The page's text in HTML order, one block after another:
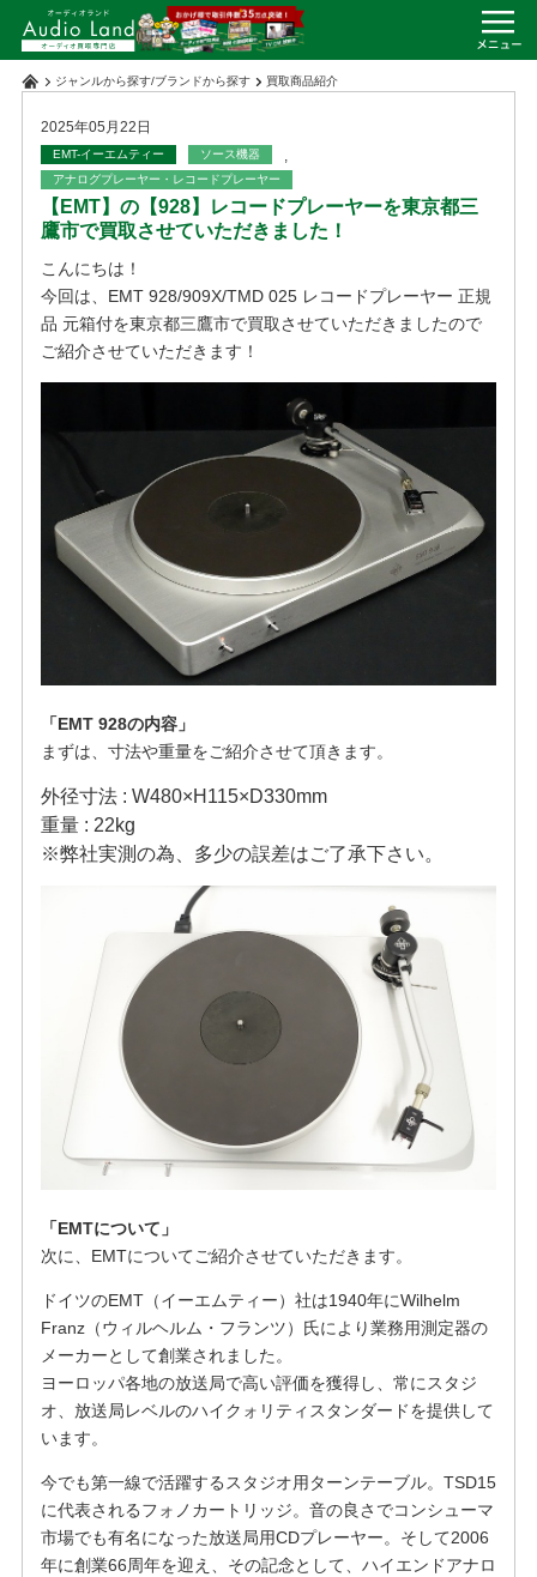
ジャンルから探す/ブランドから探す 買取商品紹介
2025年05月22日
EMT-イーエムティー ソース機器 ,
アナログプレーヤー・レコードプレーヤー
【EMT】の【928】レコードプレーヤーを東京都三
鷹市で買取させていただきました！
こんにちは！
今回は、EMT 928/909X/TMD 025 レコードプレーヤー 正規
品 元箱付を東京都三鷹市で買取させていただきましたので
ご紹介させていただきます！
「EMT 928の内容」
まずは、寸法や重量をご紹介させて頂きます。
外径寸法 : W480×H115×D330mm
重量 : 22kg
※弊社実測の為、多少の誤差はご了承下さい。
「EMTについて」
次に、EMTについてご紹介させていただきます。
ドイツのEMT（イーエムティー）社は1940年にWilhelm
Franz（ウィルヘルム・フランツ）氏により業務用測定器の
メーカーとして創業されました。
ヨーロッパ各地の放送局で高い評価を獲得し、常にスタジ
オ、放送局レベルのハイクォリティスタンダードを提供して
います。
今でも第一線で活躍するスタジオ用ターンテーブル。TSD15
に代表されるフォノカートリッジ。音の良さでコンシューマ
市場でも有名になった放送局用CDプレーヤー。そして2006
年に創業66周年を迎え、その記念として、ハイエンドアナロ